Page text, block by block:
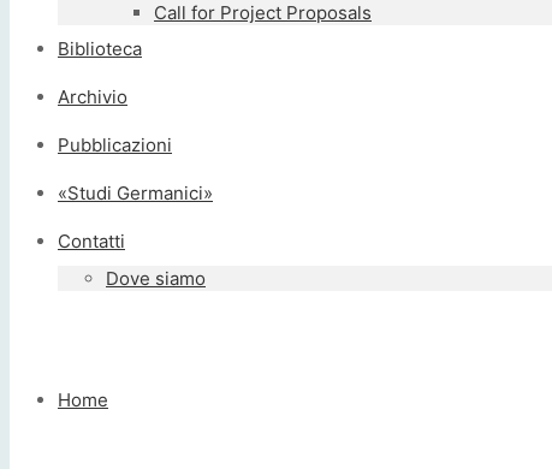
Call for Project Proposals
Biblioteca
Archivio
Pubblicazioni
«Studi Germanici»
Contatti
Dove siamo
Home